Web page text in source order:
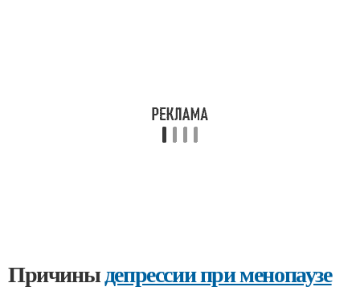
Причиныдепрессии при менопаузе